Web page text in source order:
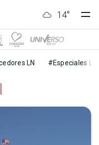
14°
LN #Especiales LN